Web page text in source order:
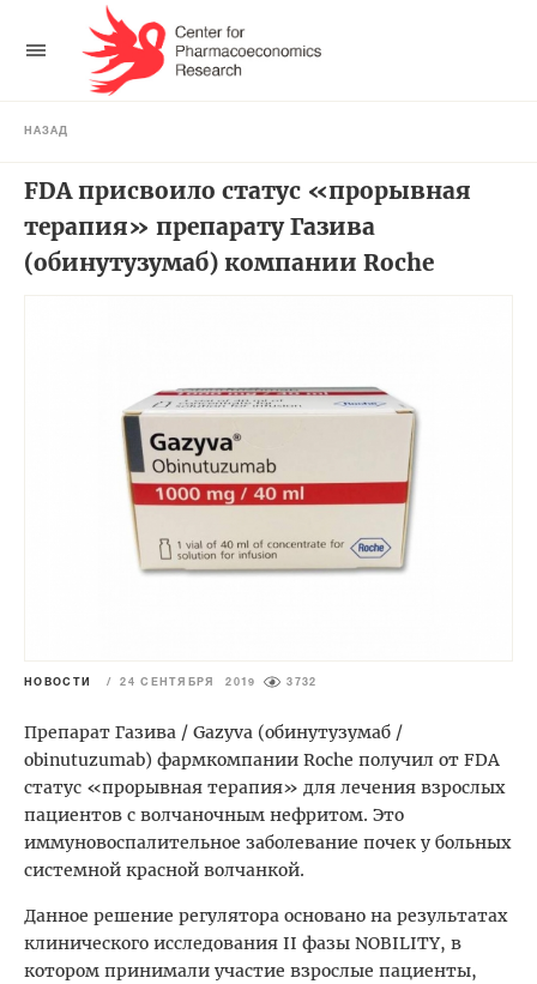
НАЗАД
FDA присвоило статус «прорывная
терапия» препарату Газива
(обинутузумаб) компании Roche
НОВОСТИ / 24 СЕНТЯБРЯ 2019 3732
Препарат Газива / Gazyva (обинутузумаб /
obinutuzumab) фармкомпании Roche получил от FDA
статус «прорывная терапия» для лечения взрослых
пациентов с волчаночным нефритом. Это
иммуновоспалительное заболевание почек у больных
системной красной волчанкой.
Данное решение регулятора основано на результатах
клинического исследования II фазы NOBILITY, в
котором принимали участие взрослые пациенты,